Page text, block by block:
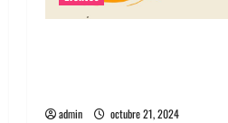
admin octubre 21, 2024